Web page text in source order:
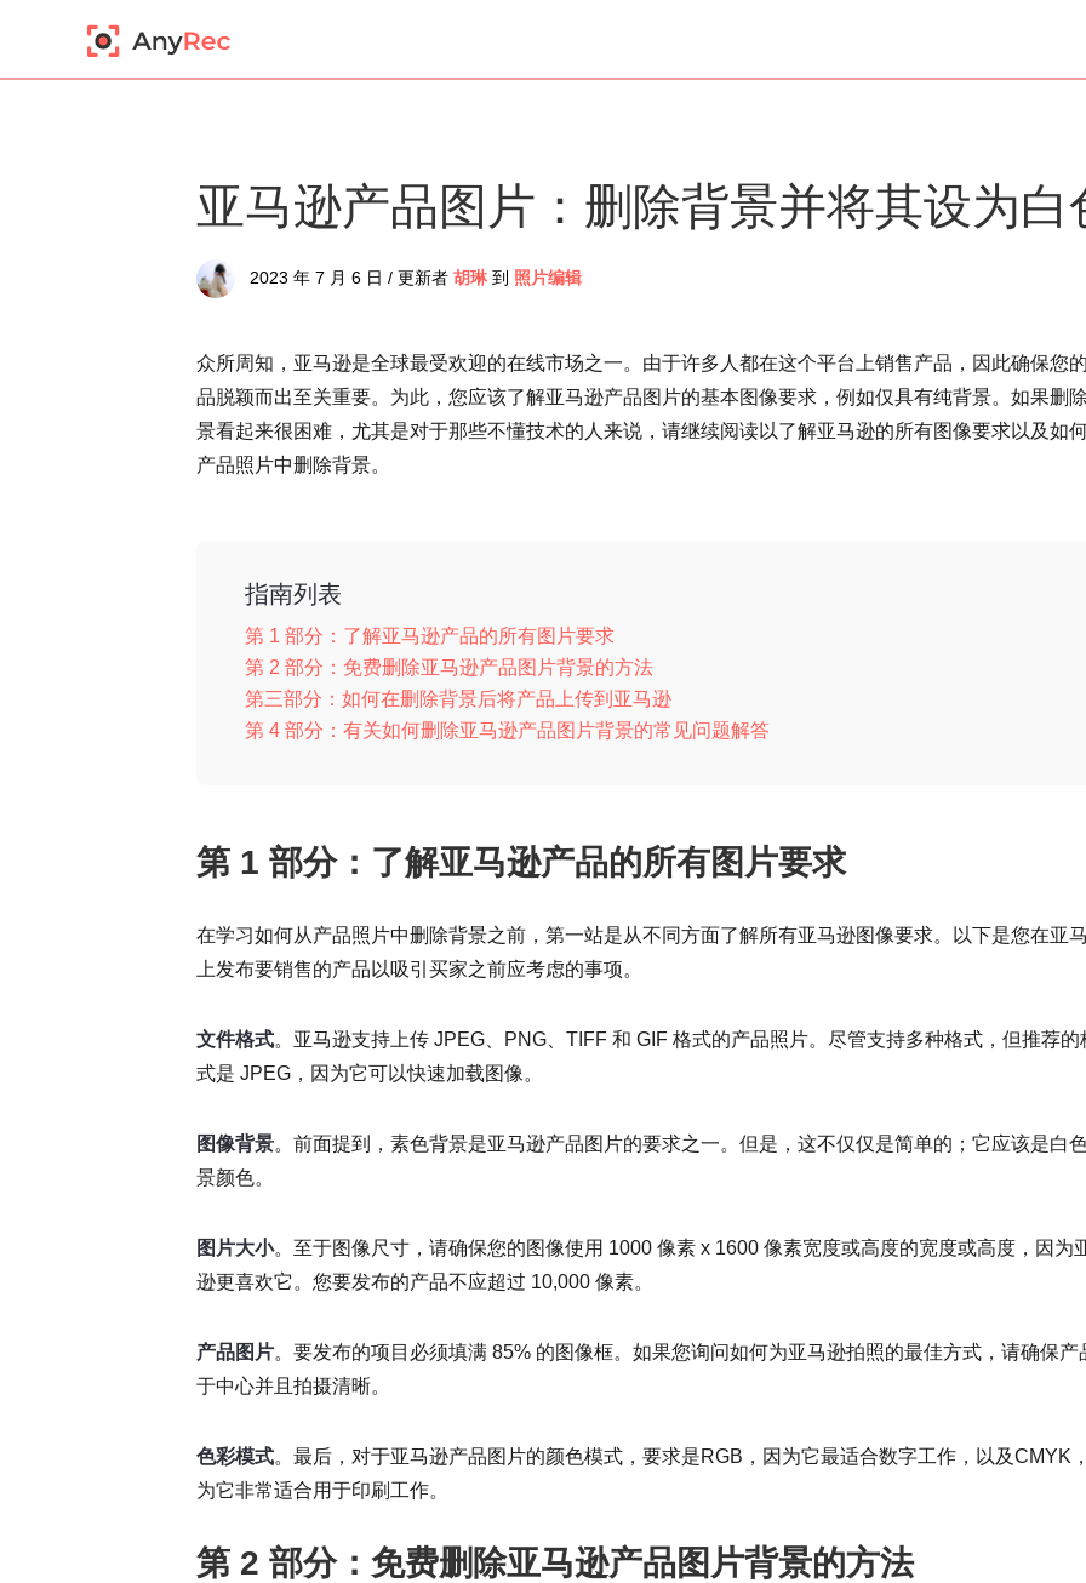
亚马逊产品图片：删除背景并将其设为白
2023 年 7 月 6 日 / 更新者 胡琳 到 照片编辑
众所周知，亚马逊是全球最受欢迎的在线市场之一。由于许多人都在这个平台上销售产品，因此确保您
品脱颖而出至关重要。为此，您应该了解亚马逊产品图片的基本图像要求，例如仅具有纯背景。如果删
景看起来很困难，尤其是对于那些不懂技术的人来说，请继续阅读以了解亚马逊的所有图像要求以及如
产品照片中删除背景。
指南列表
第 1 部分：了解亚马逊产品的所有图片要求
第 2 部分：免费删除亚马逊产品图片背景的方法
第三部分：如何在删除背景后将产品上传到亚马逊
第 4 部分：有关如何删除亚马逊产品图片背景的常见问题解答
第 1 部分：了解亚马逊产品的所有图片要求
在学习如何从产品照片中删除背景之前，第一站是从不同方面了解所有亚马逊图像要求。以下是您在亚
上发布要销售的产品以吸引买家之前应考虑的事项。
文件格式。亚马逊支持上传 JPEG、PNG、TIFF 和 GIF 格式的产品照片。尽管支持多种格式，但推荐的
式是 JPEG，因为它可以快速加载图像。
图像背景。前面提到，素色背景是亚马逊产品图片的要求之一。但是，这不仅仅是简单的；它应该是白
景颜色。
图片大小。至于图像尺寸，请确保您的图像使用 1000 像素 x 1600 像素宽度或高度的宽度或高度，因为
逊更喜欢它。您要发布的产品不应超过 10,000 像素。
产品图片。要发布的项目必须填满 85% 的图像框。如果您询问如何为亚马逊拍照的最佳方式，请确保产
于中心并且拍摄清晰。
色彩模式。最后，对于亚马逊产品图片的颜色模式，要求是RGB，因为它最适合数字工作，以及CMYK
为它非常适合用于印刷工作。
第 2 部分：免费删除亚马逊产品图片背景的方法